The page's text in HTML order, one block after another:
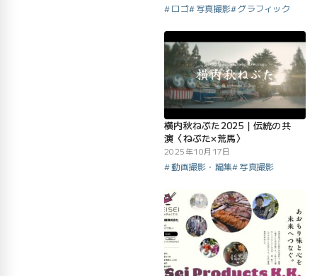
ロゴ 写真撮影 グラフィック
横内秋ねぶた2025｜伝統の共
演〈ねぶた×荒馬〉
2025年10月17日
動画撮影・編集 写真撮影